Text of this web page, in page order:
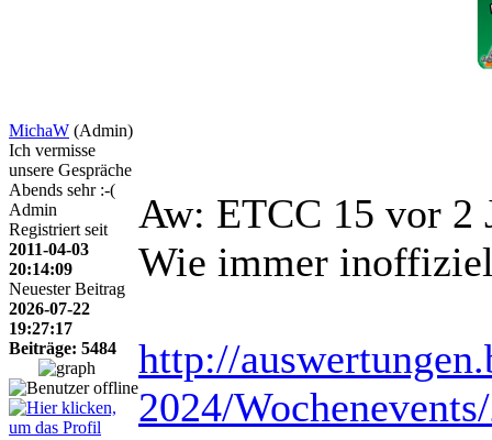
MichaW (Admin)
Ich vermisse
unsere Gespräche
Abends sehr :-(
Admin
Registriert seit
2011-04-03
20:14:09
Neuester Beitrag
2026-07-22
19:27:17
Beiträge: 5484
Aw: ETCC 15 vor 2
Wie immer
http://
2024/